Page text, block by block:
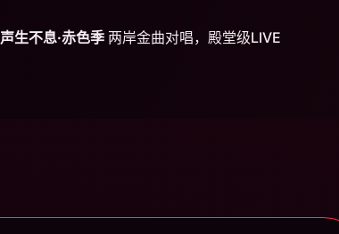
声生不息·赤色季 两岸金曲对唱，殿堂级LIVE